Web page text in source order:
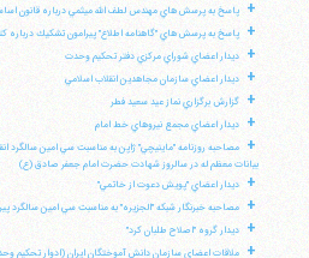
+ پاسخ به پرسش هاي مهندس لطف الله ميثمي درباره قانون
+ پاسخ به پرسش هاي "گاهنامه اطلاع" پيرامون تشكيك درباره
+ ديدار اعضاي شوراي مركزي دفتر تحكيم وحدت
+ ديدار اعضاي سازمان مجاهدين انقلاب اسلامي
+ گزارش برگزاري نماز عيد سعيد فطر
+ ديدار اعضاي مجمع نيروهاي خط امام
+
مصاحبه روزنامه "ماينيچي" ژاپن به مناسبت سي امين سالگرد
بيانات معظم له در سالروز شهادت حضرت امام جعفر صادق (ع)
+ ديدار اعضاي "پويش دعوت از خاتمي"
+ مصاحبه خبرنگار شبكه "الجزيره" به مناسبت سي امين سالگرد
+ ديدار گروه "اصلاح طلبان كرد"
+
ملاقات اعضاي سازمان دانش آموختگان ايران (ادوار تحكيم